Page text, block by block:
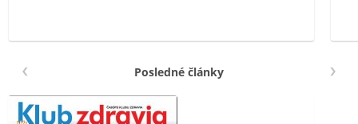
Posledné články